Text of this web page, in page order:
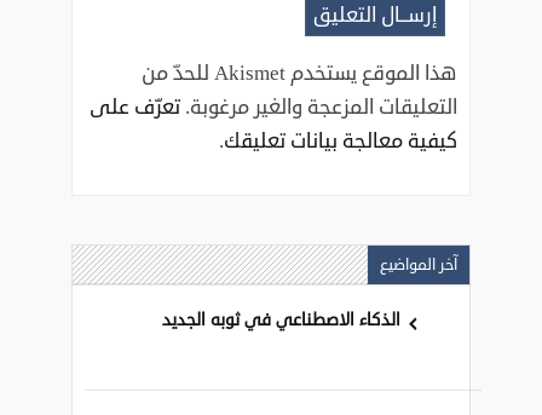
هذا الموقع يستخدم Akismet للحدّ من
التعليقات المزعجة والغير مرغوبة. تعرّف على
كيفية معالجة بيانات تعليقك.
آخر المواضيع
الذكاء الاصطناعي في ثوبه الجديد